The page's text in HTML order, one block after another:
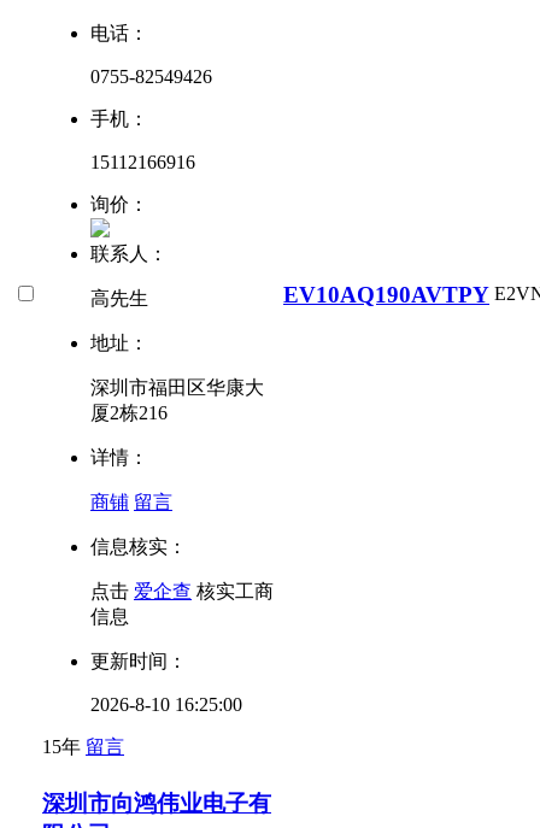
电话：
0755-82549426
手机：
15112166916
询价：
联系人：
高先生
地址：
深圳市福田区华康大
厦2栋216
详情：
商铺 留言
信息核实：
点击 爱企查 核实工商
信息
更新时间：
2026-8-10 16:25:00
15年 留言
EV10AQ190AVTPY E2V
深圳市向鸿伟业电子有